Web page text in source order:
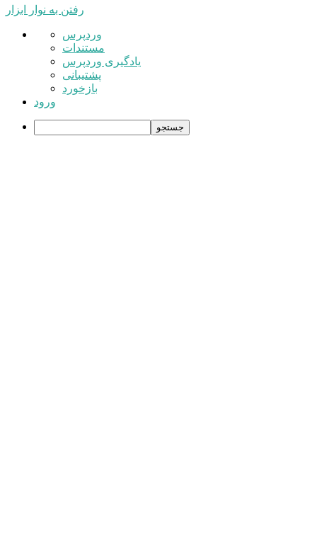
رفتن به نوار ابزار
درباره
وردپرس
وردپرس
مستندات
یادگیری وردپرس
پشتیبانی
بازخورد
ورود
جستجو